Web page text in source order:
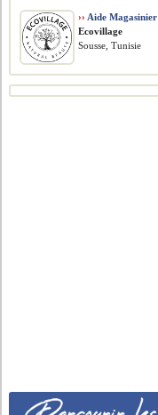
›› Aide Magasinier
Ecovillage
Sousse, Tunisie